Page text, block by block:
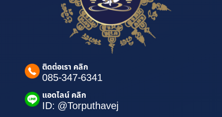
ติดต่อเรา คลิก
085-347-6341
แอดไลน์ คลิก
ID: @Torputhavej